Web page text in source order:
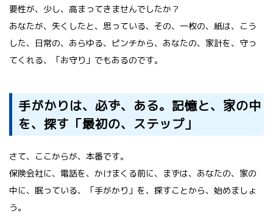
要性が、少し、高まってきませんでしたか？
あなたが、失くしたと、思っている、その、一枚の、紙は、こう
した、日常の、あらゆる、ピンチから、あなたの、家計を、守っ
てくれる、「お守り」でもあるのです。
手がかりは、必ず、ある。記憶と、家の中
を、探す「最初の、ステップ」
さて、ここからが、本番です。
保険会社に、電話を、かけまくる前に、まずは、あなたの、家の
中に、眠っている、「手がかり」を、探すことから、始めましょ
う。